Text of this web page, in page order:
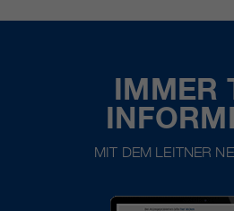
IMMER
MIT DEM LEITNER